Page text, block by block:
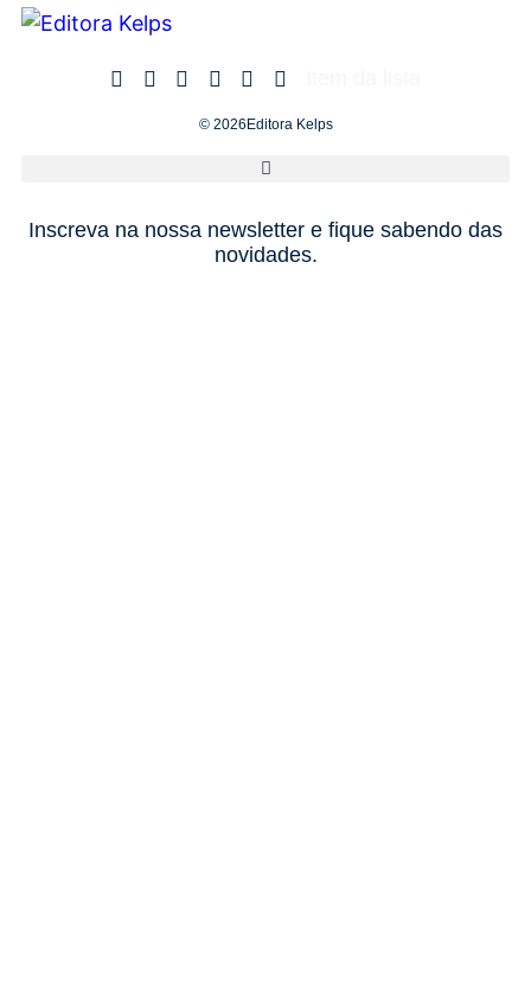
© 2026Editora Kelps
Inscreva na nossa newsletter e fique sabendo das
novidades.